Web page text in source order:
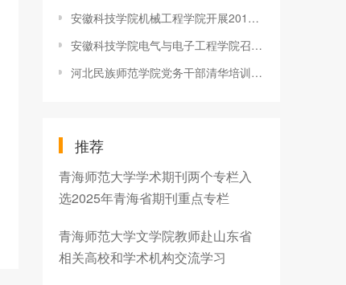
安徽科技学院机械工程学院开展2019届毕业生就业工作调研座谈会
安徽科技学院电气与电子工程学院召开“感恩·励志”报告会
河北民族师范学院党务干部清华培训圆满落幕
推荐
青海师范大学学术期刊两个专栏入
选2025年青海省期刊重点专栏
青海师范大学文学院教师赴山东省
相关高校和学术机构交流学习